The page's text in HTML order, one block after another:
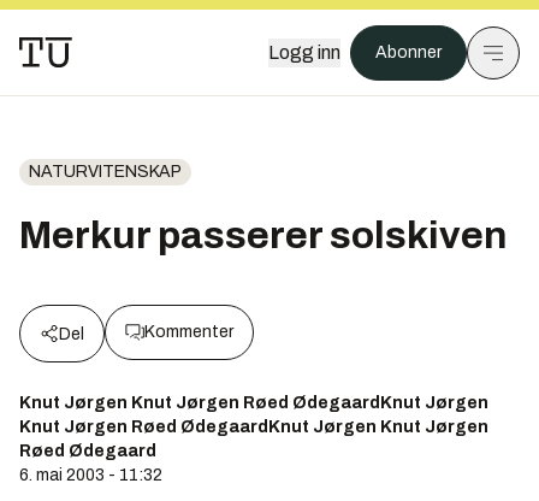
Logg inn Abonner
NATURVITENSKAP
Merkur passerer solskiven
Del Kommenter
Knut Jørgen Knut Jørgen Røed ØdegaardKnut Jørgen
Knut Jørgen Røed ØdegaardKnut Jørgen Knut Jørgen
Røed Ødegaard
6. mai 2003 - 11:32